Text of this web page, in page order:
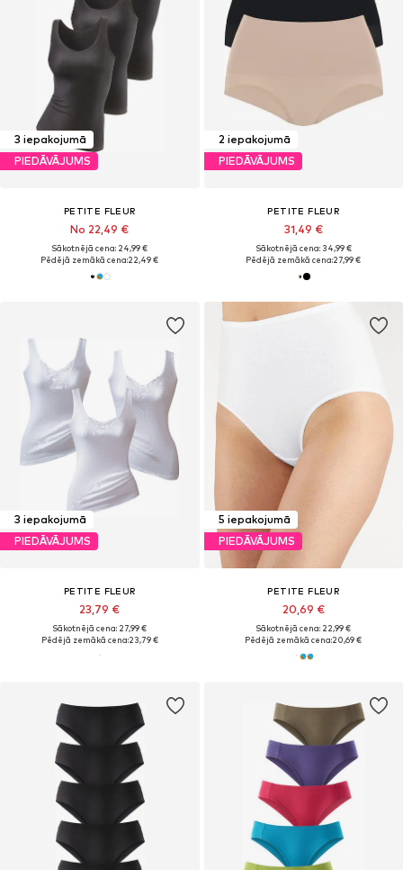
3 iepakojumā
PIEDĀVĀJUMS
PETITE FLEUR
No 22,49 €
Sākotnējā cena: 24,99 €
Pēdējā zemākā cena:22,49 €
2 iepakojumā
PIEDĀVĀJUMS
PETITE FLEUR
31,49 €
Sākotnējā cena: 34,99 €
Pēdējā zemākā cena:27,99 €
3 iepakojumā
PIEDĀVĀJUMS
PETITE FLEUR
23,79 €
Sākotnējā cena: 27,99 €
Pēdējā zemākā cena:23,79 €
5 iepakojumā
PIEDĀVĀJUMS
PETITE FLEUR
20,69 €
Sākotnējā cena: 22,99 €
Pēdējā zemākā cena:20,69 €